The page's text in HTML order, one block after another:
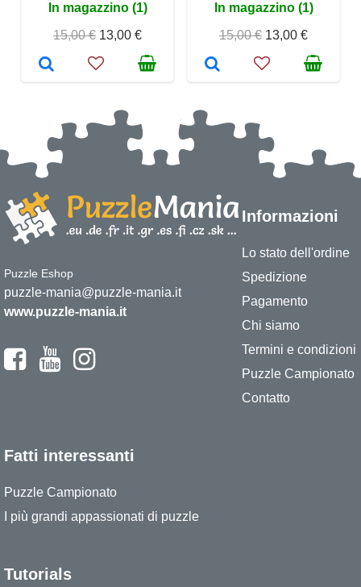
In magazzino (1)
15,00 € 13,00 €
In magazzino (1)
15,00 € 13,00 €
Puzzle Eshop
puzzle-mania@puzzle-mania.it
www.puzzle-mania.it
Informazioni
Lo stato dell'ordine
Spedizione
Pagamento
Chi siamo
Termini e condizioni
Puzzle Campionato
Contatto
Fatti interessanti
Puzzle Campionato
I più grandi appassionati di puzzle
Tutorials